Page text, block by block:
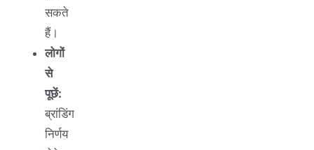
सकते
हैं।
लोगों
से
पूछें:
ब्रांडिंग
निर्णय